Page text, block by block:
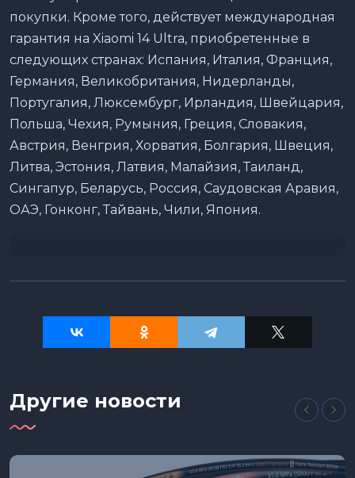
покупки. Кроме того, действует международная
гарантия на Xiaomi 14 Ultra, приобретенные в
следующих странах: Испания, Италия, Франция,
Германия, Великобритания, Нидерланды,
Португалия, Люксембург, Ирландия, Швейцария,
Польша, Чехия, Румыния, Греция, Словакия,
Австрия, Венгрия, Хорватия, Болгария, Швеция,
Литва, Эстония, Латвия, Малайзия, Таиланд,
Сингапур, Беларусь, Россия, Саудовская Аравия,
ОАЭ, Гонконг, Тайвань, Чили, Япония.
Другие новости